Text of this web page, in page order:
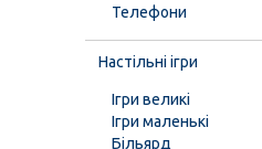
Телефони
Настільні ігри
Ігри великі
Ігри маленькі
Більярд